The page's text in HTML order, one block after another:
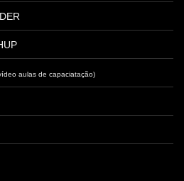
aulas de capaciatação)